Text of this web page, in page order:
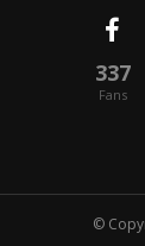
337
Fans
©